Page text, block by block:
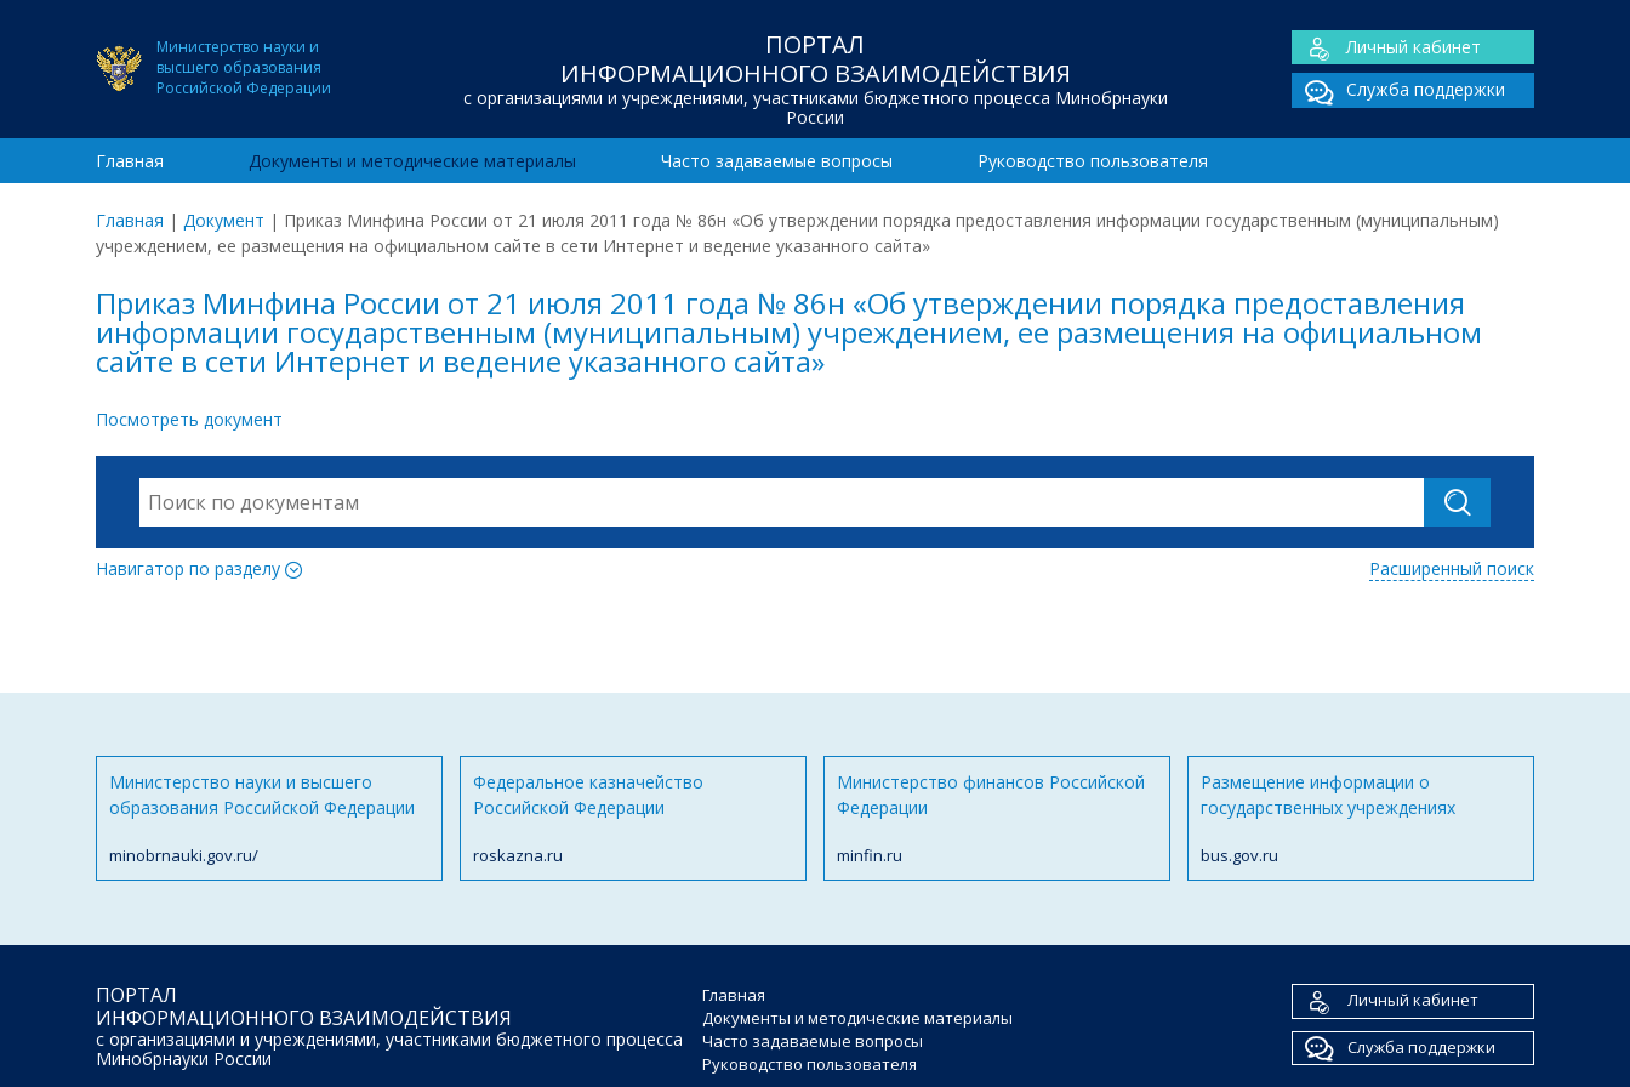
Министерство науки и
высшего образования
Российской Федерации
ПОРТАЛ
ИНФОРМАЦИОННОГО ВЗАИМОДЕЙСТВИЯ
с организациями и учреждениями, участниками бюджетного процесса Минобрнауки
России
Личный кабинет
Служба поддержки
Главная Документы и методические материалы Часто задаваемые вопросы Руководство пользователя
Главная | Документ | Приказ Минфина России от 21 июля 2011 года № 86н «Об утверждении порядка предоставления информации государственным (муниципальным)
учреждением, ее размещения на официальном сайте в сети Интернет и ведение указанного сайта»
Приказ Минфина России от 21 июля 2011 года № 86н «Об утверждении порядка предоставления
информации государственным (муниципальным) учреждением, ее размещения на официальном
сайте в сети Интернет и ведение указанного сайта»
Посмотреть документ
Навигатор по разделу Расширенный поиск
Министерство науки и высшего
образования Российской Федерации
minobrnauki.gov.ru/
Федеральное казначейство
Российской Федерации
roskazna.ru
Министерство финансов Российской
Федерации
minfin.ru
Размещение информации о
государственных учреждениях
bus.gov.ru
ПОРТАЛ
ИНФОРМАЦИОННОГО ВЗАИМОДЕЙСТВИЯ
с организациями и учреждениями, участниками бюджетного процесса
Минобрнауки России
Главная
Документы и методические материалы
Часто задаваемые вопросы
Руководство пользователя
Личный кабинет
Служба поддержки